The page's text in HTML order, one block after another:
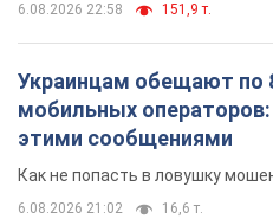
6.08.2026 22:58 151,9 т.
Украинцам обещают по
мобильных операторов:
этими сообщениями
Как не попасть в ловушку
6.08.2026 21:02 16,6 т.